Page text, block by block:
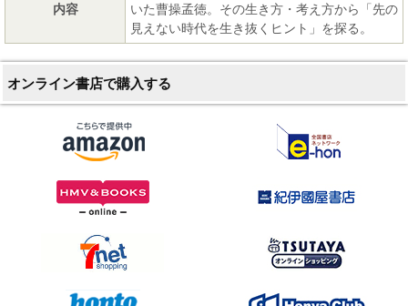
内容
いた曹操孟徳。その生き方・考え方から「先の
見えない時代を生き抜くヒント」を探る。
オンライン書店で購入する